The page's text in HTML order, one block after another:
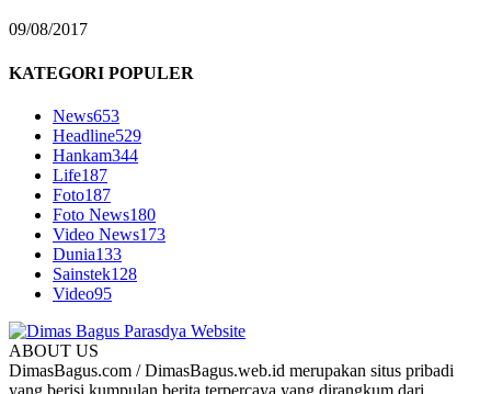
09/08/2017
KATEGORI POPULER
News653
Headline529
Hankam344
Life187
Foto187
Foto News180
Video News173
Dunia133
Sainstek128
Video95
ABOUT US
DimasBagus.com / DimasBagus.web.id merupakan situs pribadi
yang berisi kumpulan berita terpercaya yang dirangkum dari